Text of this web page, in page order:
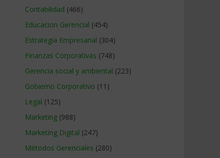
Contabilidad (466)
Educacion Gerencial (454)
Estrategia Empresarial (304)
Finanzas Corporativas (748)
Gerencia social y ambiental (223)
Gobierno Corporativo (11)
Legal (125)
Marketing (988)
Marketing Digital (247)
Métodos Gerenciales (280)